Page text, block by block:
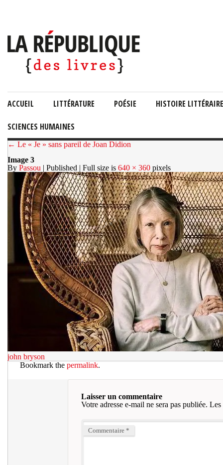
ACCUEIL LITTÉRATURE POÉSIE HISTOIRE LITTÉRAIRE
SCIENCES HUMAINES
← Le « Je » sans pareil de Joan Didion
Image 3
By Passou | Published | Full size is 640 × 360 pixels
john bryson
Bookmark the permalink.
Laisser un commentaire
Votre adresse e-mail ne sera pas publiée. Les
Commentaire *